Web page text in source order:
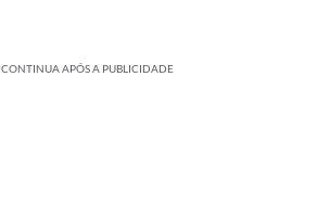
CONTINUA APÓS A PUBLICIDADE